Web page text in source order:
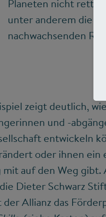
Planeten nicht
unter anderem die
nachwachsenden
zeigt deutlich,
und -
entwickeln
oder ihnen ein
mit auf den Weg
Dieter Schwarz
Allianz das